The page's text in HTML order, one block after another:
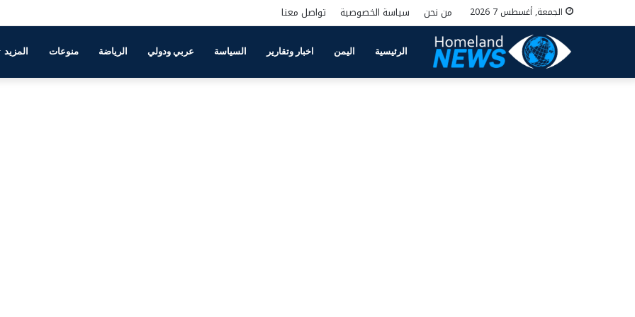
الجمعة, أغسطس 7 2026 من نحن سياسة الخصوصية تواصل معنا
الرئيسية اليمن اخبار وتقارير السياسة عربي ودولي الرياضة منوعات المزيد